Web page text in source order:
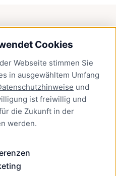
Cookies
Webseite stimmen Sie
in ausgewähltem Umfang
und
ist freiwillig und
die Zukunft in der
werden.